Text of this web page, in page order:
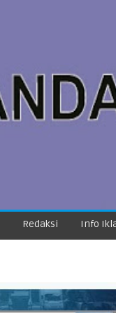
Redaksi Info